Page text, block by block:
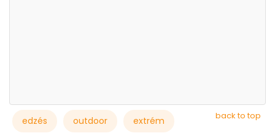
back to top
edzés outdoor extrém